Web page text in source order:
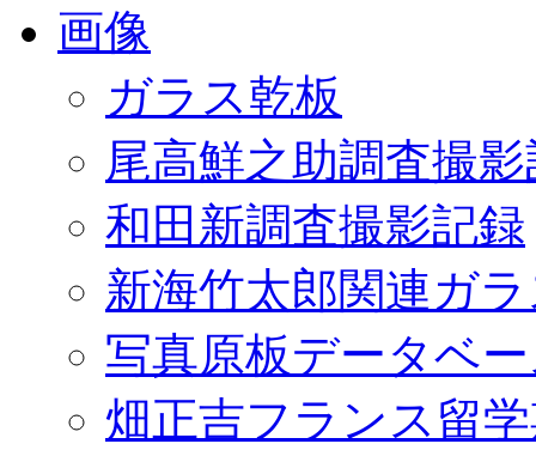
画像
ガラス乾板
尾高鮮之助調査撮
和田新調査撮影記録
新海竹太郎関連ガ
写真原板データベ
畑正吉フランス留